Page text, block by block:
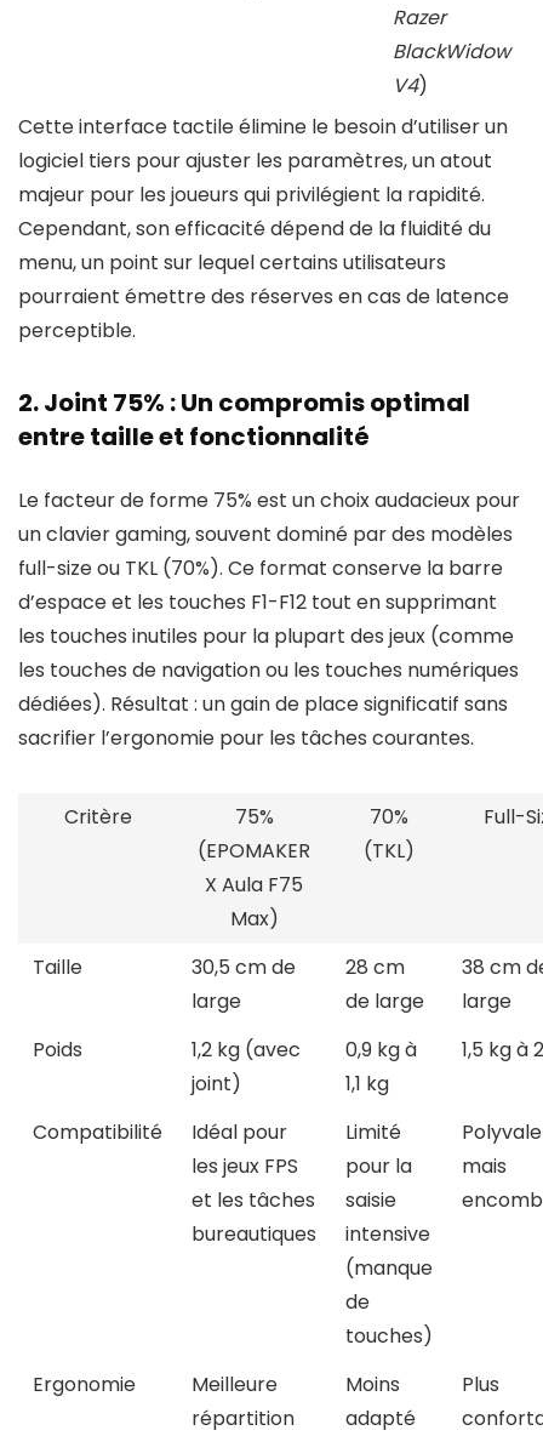
Razer
BlackWidow
V4)
Cette interface tactile élimine le besoin d’utiliser un
logiciel tiers pour ajuster les paramètres, un atout
majeur pour les joueurs qui privilégient la rapidité.
Cependant, son efficacité dépend de la fluidité du
menu, un point sur lequel certains utilisateurs
pourraient émettre des réserves en cas de latence
perceptible.
2. Joint 75% : Un compromis optimal
entre taille et fonctionnalité
Le facteur de forme 75% est un choix audacieux pour
un clavier gaming, souvent dominé par des modèles
full-size ou TKL (70%). Ce format conserve la barre
d’espace et les touches F1-F12 tout en supprimant
les touches inutiles pour la plupart des jeux (comme
les touches de navigation ou les touches numériques
dédiées). Résultat : un gain de place significatif sans
sacrifier l’ergonomie pour les tâches courantes.
Critère
75%
(EPOMAKER
X Aula F75
Max)
70%
(TKL)
Full-
Taille
30,5 cm de
large
28 cm
de large
38 cm
large
Poids
1,2 kg (avec
joint)
0,9 kg à
1,1 kg
1,5 kg à
Compatibilité
Idéal pour
les jeux FPS
et les tâches
bureautiques
Limité
pour la
saisie
intensive
(manque
de
touches)
mais
Ergonomie
Meilleure
répartition
Moins
adapté
Plus